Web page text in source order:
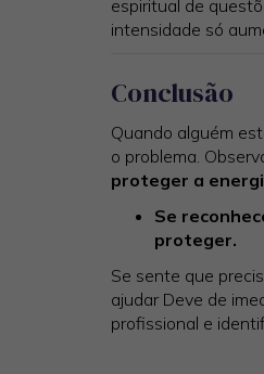
espiritual de
intensidade só
Conclusão
Quando alguém
o problema.
proteger a
Se
proteger.
Se sente que
ajudar Deve de
profissional e